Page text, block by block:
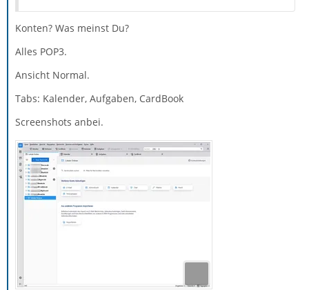
Konten? Was meinst Du?
Alles POP3.
Ansicht Normal.
Tabs: Kalender, Aufgaben, CardBook
Screenshots anbei.